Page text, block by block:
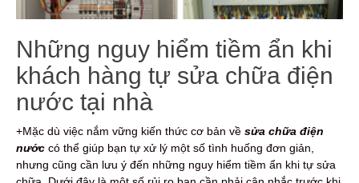
Những nguy hiểm tiềm ẩn khi
khách hàng tự sửa chữa điện
nước tại nhà
+Mặc dù việc nắm vững kiến thức cơ bản về sửa chữa điện
nước có thể giúp bạn tự xử lý một số tình huống đơn giản,
nhưng cũng cần lưu ý đến những nguy hiểm tiềm ẩn khi tự sửa